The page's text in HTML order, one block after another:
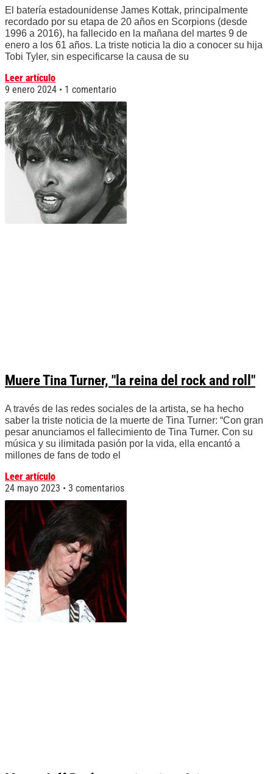
El batería estadounidense James Kottak, principalmente
recordado por su etapa de 20 años en Scorpions (desde
1996 a 2016), ha fallecido en la mañana del martes 9 de
enero a los 61 años. La triste noticia la dio a conocer su hija
Tobi Tyler, sin especificarse la causa de su
Leer artículo
9 enero 2024
1 comentario
Muere Tina Turner, "la reina del rock and roll"
A través de las redes sociales de la artista, se ha hecho
saber la triste noticia de la muerte de Tina Turner: “Con gran
pesar anunciamos el fallecimiento de Tina Turner. Con su
música y su ilimitada pasión por la vida, ella encantó a
millones de fans de todo el
Leer artículo
24 mayo 2023
3 comentarios